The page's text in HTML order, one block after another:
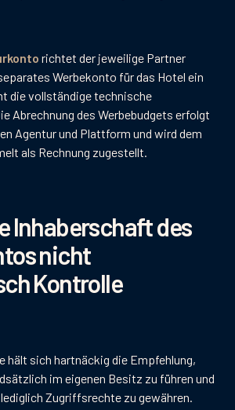
richtet der jeweilige Partner
Werbekonto für das Hotel ein
die vollständige technische
Abrechnung des Werbebudgets erfolgt
Agentur und Plattform und wird dem
als Rechnung zugestellt.
Inhaberschaft des
nicht
Kontrolle
hält sich hartnäckig die Empfehlung,
im eigenen Besitz zu führen und
Zugriffsrechte zu gewähren.